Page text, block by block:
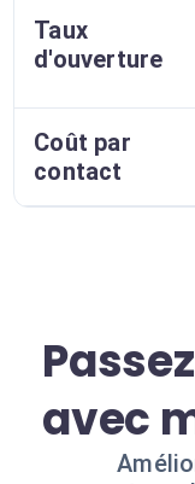
Taux
d'ouverture
Coût par
contact
avec